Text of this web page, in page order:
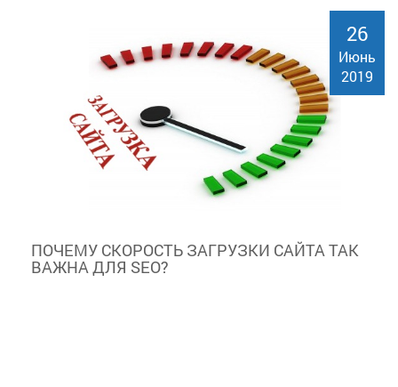
26
Июнь
2019
ПОЧЕМУ СКОРОСТЬ ЗАГРУЗКИ САЙТА ТАК
ВАЖНА ДЛЯ SEO?